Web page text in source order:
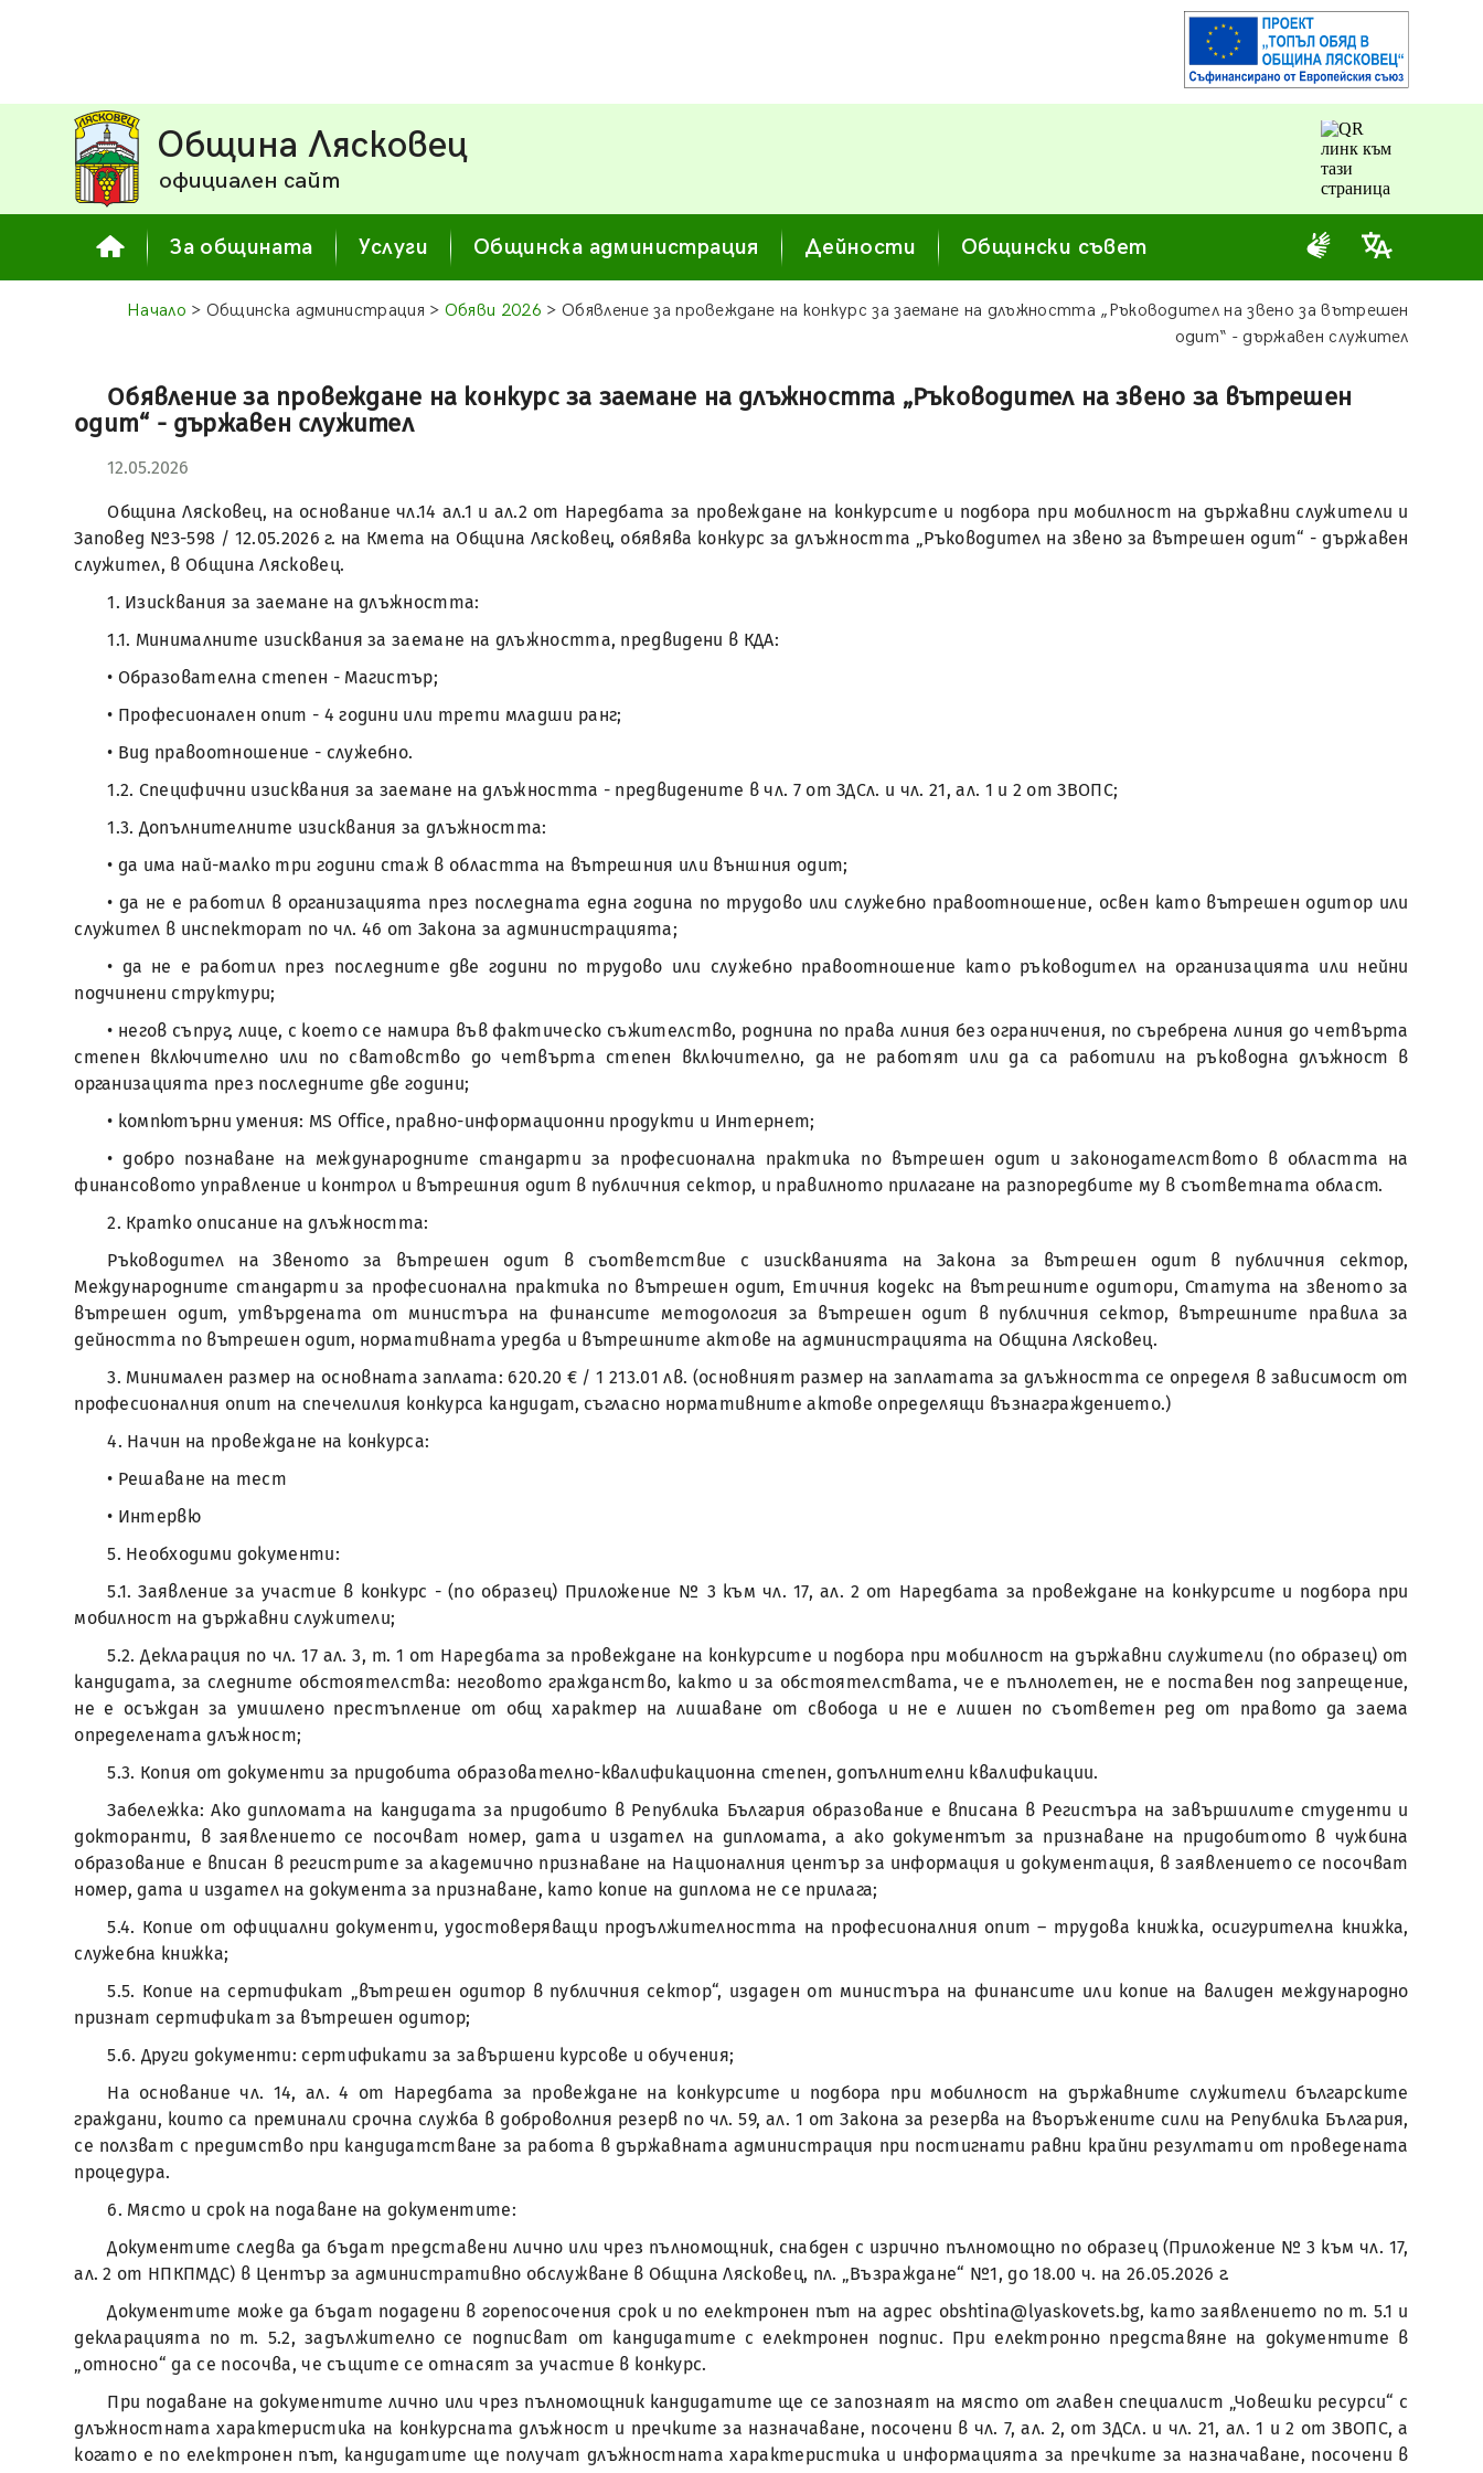
Община Лясковец
официален сайт
За общината Услуги Общинска администрация Дейности Общински съвет
Начало > Общинска администрация > Обяви 2026 > Обявление за провеждане на конкурс за заемане на длъжността „Ръководител на звено за вътрешен
одит“ - държавен служител
Обявление за провеждане на конкурс за заемане на длъжността „Ръководител на звено за вътрешен
одит“ - държавен служител
12.05.2026
Община Лясковец, на основание чл.14 ал.1 и ал.2 от Наредбата за провеждане на конкурсите и подбора при мобилност на държавни служители и
Заповед №З-598 / 12.05.2026 г. на Кмета на Община Лясковец, обявява конкурс за длъжността „Ръководител на звено за вътрешен одит“ - държавен
служител, в Община Лясковец.
1. Изисквания за заемане на длъжността:
1.1. Минималните изисквания за заемане на длъжността, предвидени в КДА:
• Образователна степен - Магистър;
• Професионален опит - 4 години или трети младши ранг;
• Вид правоотношение - служебно.
1.2. Специфични изисквания за заемане на длъжността - предвидените в чл. 7 от ЗДСл. и чл. 21, ал. 1 и 2 от ЗВОПС;
1.3. Допълнителните изисквания за длъжността:
• да има най-малко три години стаж в областта на вътрешния или външния одит;
• да не е работил в организацията през последната една година по трудово или служебно правоотношение, освен като вътрешен одитор или
служител в инспекторат по чл. 46 от Закона за администрацията;
• да не е работил през последните две години по трудово или служебно правоотношение като ръководител на организацията или нейни
подчинени структури;
• негов съпруг, лице, с което се намира във фактическо съжителство, роднина по права линия без ограничения, по съребрена линия до четвърта
степен включително или по сватовство до четвърта степен включително, да не работят или да са работили на ръководна длъжност в
организацията през последните две години;
• компютърни умения: MS Office, правно-информационни продукти и Интернет;
• добро познаване на международните стандарти за професионална практика по вътрешен одит и законодателството в областта на
финансовото управление и контрол и вътрешния одит в публичния сектор, и правилното прилагане на разпоредбите му в съответната област.
2. Кратко описание на длъжността:
Ръководител на Звеното за вътрешен одит в съответствие с изискванията на Закона за вътрешен одит в публичния сектор,
Международните стандарти за професионална практика по вътрешен одит, Етичния кодекс на вътрешните одитори, Статута на звеното за
вътрешен одит, утвърдената от министъра на финансите методология за вътрешен одит в публичния сектор, вътрешните правила за
дейността по вътрешен одит, нормативната уредба и вътрешните актове на администрацията на Община Лясковец.
3. Минимален размер на основната заплата: 620.20 € / 1 213.01 лв. (основният размер на заплатата за длъжността се определя в зависимост от
професионалния опит на спечелилия конкурса кандидат, съгласно нормативните актове определящи възнаграждението.)
4. Начин на провеждане на конкурса:
• Решаване на тест
• Интервю
5. Необходими документи:
5.1. Заявление за участие в конкурс - (по образец) Приложение № 3 към чл. 17, ал. 2 от Наредбата за провеждане на конкурсите и подбора при
мобилност на държавни служители;
5.2. Декларация по чл. 17 ал. 3, т. 1 от Наредбата за провеждане на конкурсите и подбора при мобилност на държавни служители (по образец) от
кандидата, за следните обстоятелства: неговото гражданство, както и за обстоятелствата, че е пълнолетен, не е поставен под запрещение,
не е осъждан за умишлено престъпление от общ характер на лишаване от свобода и не е лишен по съответен ред от правото да заема
определената длъжност;
5.3. Копия от документи за придобита образователно-квалификационна степен, допълнителни квалификации.
Забележка: Ако дипломата на кандидата за придобито в Република България образование е вписана в Регистъра на завършилите студенти и
докторанти, в заявлението се посочват номер, дата и издател на дипломата, а ако документът за признаване на придобитото в чужбина
образование е вписан в регистрите за академично признаване на Националния център за информация и документация, в заявлението се посочват
номер, дата и издател на документа за признаване, като копие на диплома не се прилага;
5.4. Копие от официални документи, удостоверяващи продължителността на професионалния опит – трудова книжка, осигурителна книжка,
служебна книжка;
5.5. Копие на сертификат „вътрешен одитор в публичния сектор“, издаден от министъра на финансите или копие на валиден международно
признат сертификат за вътрешен одитор;
5.6. Други документи: сертификати за завършени курсове и обучения;
На основание чл. 14, ал. 4 от Наредбата за провеждане на конкурсите и подбора при мобилност на държавните служители българските
граждани, които са преминали срочна служба в доброволния резерв по чл. 59, ал. 1 от Закона за резерва на въоръжените сили на Република България,
се ползват с предимство при кандидатстване за работа в държавната администрация при постигнати равни крайни резултати от проведената
процедура.
6. Място и срок на подаване на документите:
Документите следва да бъдат представени лично или чрез пълномощник, снабден с изрично пълномощно по образец (Приложение № 3 към чл. 17,
ал. 2 от НПКПМДС) в Център за административно обслужване в Община Лясковец, пл. „Възраждане“ №1, до 18.00 ч. на 26.05.2026 г.
Документите може да бъдат подадени в горепосочения срок и по електронен път на адрес obshtina@lyaskovets.bg, като заявлението по т. 5.1 и
декларацията по т. 5.2, задължително се подписват от кандидатите с електронен подпис. При електронно представяне на документите в
„относно“ да се посочва, че същите се отнасят за участие в конкурс.
При подаване на документите лично или чрез пълномощник кандидатите ще се запознаят на място от главен специалист „Човешки ресурси“ с
длъжностната характеристика на конкурсната длъжност и пречките за назначаване, посочени в чл. 7, ал. 2, от ЗДСл. и чл. 21, ал. 1 и 2 от ЗВОПС, а
когато е по електронен път, кандидатите ще получат длъжностната характеристика и информацията за пречките за назначаване, посочени в